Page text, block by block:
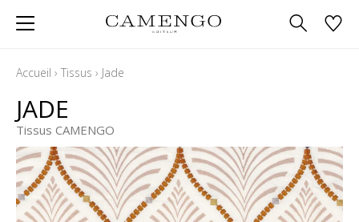
Accueil › Tissus › Jade
JADE
Tissus CAMENGO